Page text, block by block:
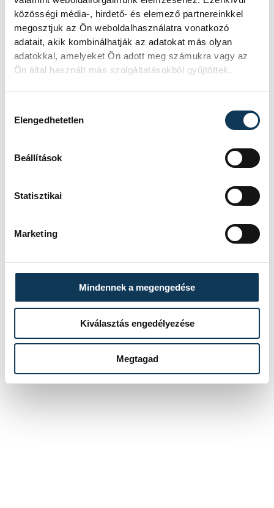
közösségi média-, hirdető- és elemező partnereinkkel
megosztjuk az Ön weboldalhasználatra vonatkozó
adatait, akik kombinálhatják az adatokat más olyan
adatokkal, amelyeket Ön adott meg számukra vagy az
Ön által használt más szolgáltatásokból gyűjtöttek.
Elengedhetetlen
Beállítások
Statisztikai
Marketing
Mindennek a megengedése
Kiválasztás engedélyezése
Megtagad